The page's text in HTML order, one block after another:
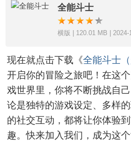
全能斗士
横版 | 120.01 MB | 2024-
现在就点击下载《全能斗士
开启你的冒险之旅吧！在这
戏世界里，你将不断挑战自
论是独特的游戏设定、多样
的社交互动，都将让你体验
趣。快来加入我们，成为这